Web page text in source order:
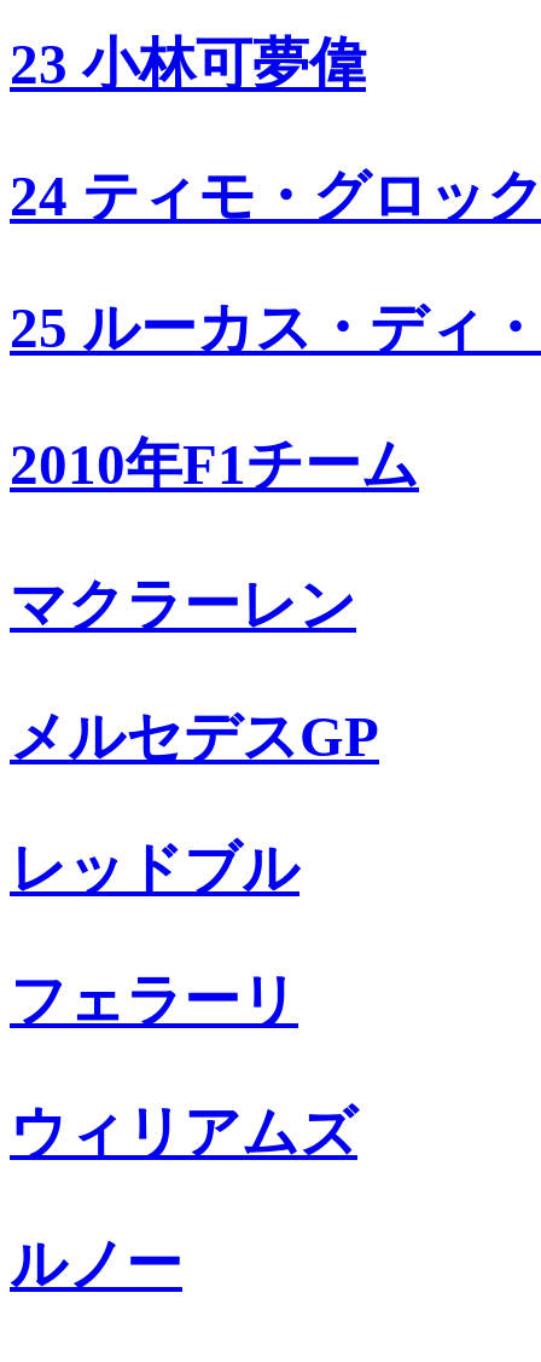
23 小林可夢偉
24 ティモ・グロッ
25 ルーカス・ディ
2010年F1チーム
マクラーレン
メルセデスGP
レッドブル
フェラーリ
ウィリアムズ
ルノー